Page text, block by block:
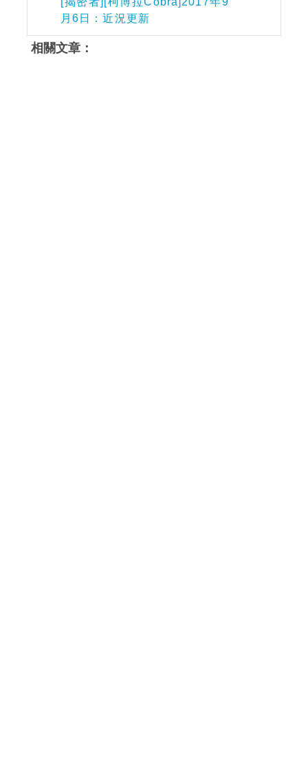
月6日：近況更新
相關文章：